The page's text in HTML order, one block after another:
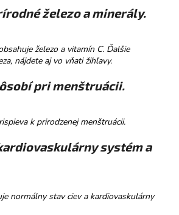
železo a minerály.
železo a vitamín C. Ďalšie
nájdete aj vo vňati žihľavy.
pri menštruácii.
k prirodzenej menštruácii.
systém a
normálny stav ciev a kardiovaskulárny